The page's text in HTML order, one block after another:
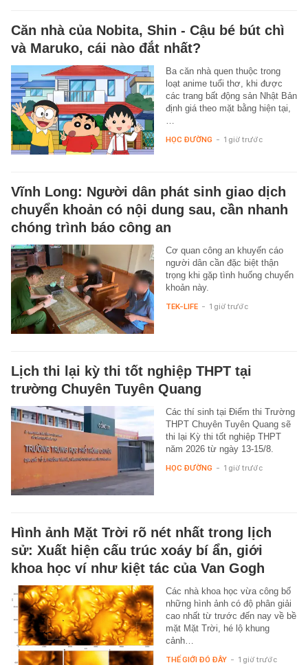
Căn nhà của Nobita, Shin - Cậu bé bút chì
và Maruko, cái nào đắt nhất?
Ba căn nhà quen thuộc trong
loạt anime tuổi thơ, khi được
các trang bất động sản Nhật Bản
định giá theo mặt bằng hiện tại,
HỌC ĐƯỜNG - 1 giờ trước
Vĩnh Long: Người dân phát sinh giao dịch
chuyển khoản có nội dung sau, cần nhanh
chóng trình báo công an
Cơ quan công an khuyến cáo
người dân cần đặc biệt thận
trọng khi gặp tình huống chuyển
khoản này.
TEK-LIFE - 1 giờ trước
Lịch thi lại kỳ thi tốt nghiệp THPT tại
trường Chuyên Tuyên Quang
Các thí sinh tại Điểm thi Trường
THPT Chuyên Tuyên Quang sẽ
thi lại Kỳ thi tốt nghiệp THPT
năm 2026 từ ngày 13-15/8.
HỌC ĐƯỜNG - 1 giờ trước
Hình ảnh Mặt Trời rõ nét nhất trong lịch
sử: Xuất hiện cấu trúc xoáy bí ẩn, giới
khoa học ví như kiệt tác của Van Gogh
Các nhà khoa học vừa công bố
những hình ảnh có độ phân giải
cao nhất từ trước đến nay về bề
mặt Mặt Trời, hé lộ khung
cảnh…
THẾ GIỚI ĐÓ ĐÂY - 1 giờ trước